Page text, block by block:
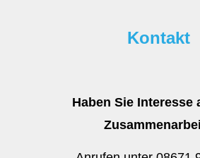
Kontakt
Haben Sie Interesse